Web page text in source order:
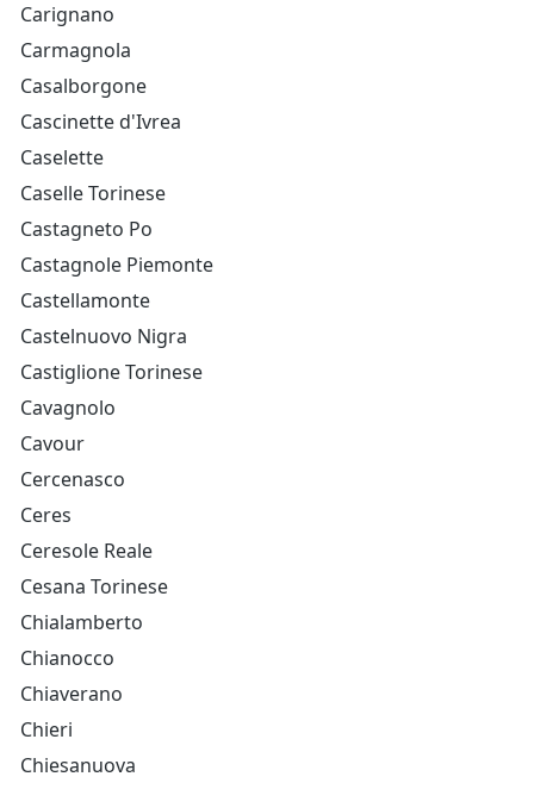
Carignano
Carmagnola
Casalborgone
Cascinette d'Ivrea
Caselette
Caselle Torinese
Castagneto Po
Castagnole Piemonte
Castellamonte
Castelnuovo Nigra
Castiglione Torinese
Cavagnolo
Cavour
Cercenasco
Ceres
Ceresole Reale
Cesana Torinese
Chialamberto
Chianocco
Chiaverano
Chieri
Chiesanuova